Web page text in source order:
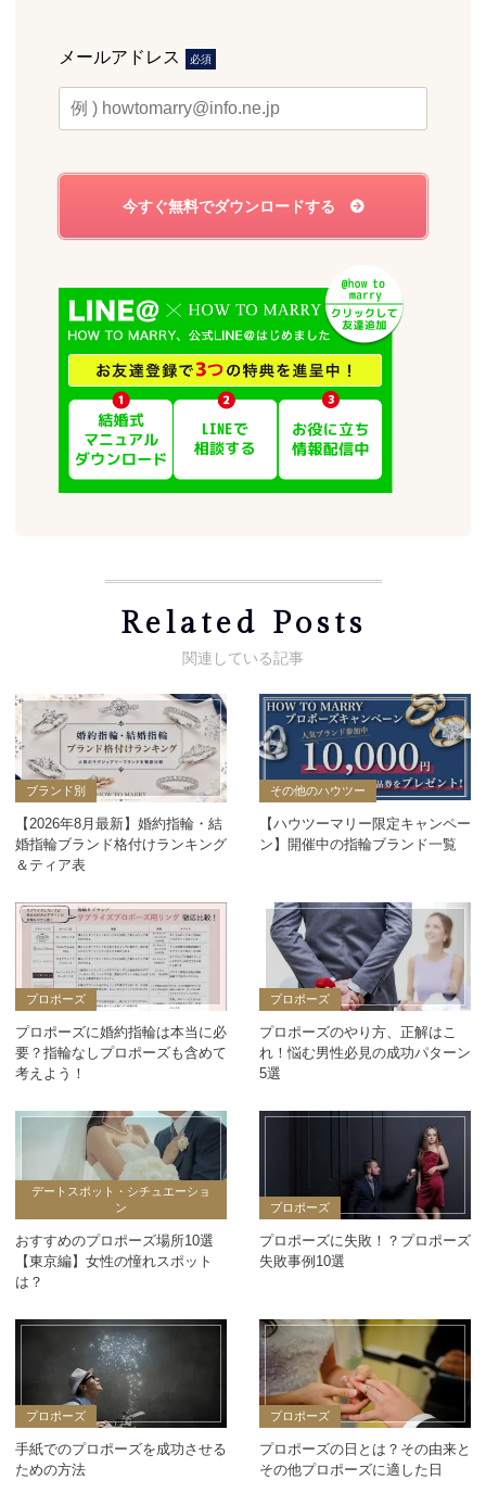
メールアドレス 必須
Related Posts
ブランド別
【2026年8月最新】婚約指輪・結
婚指輪ブランド格付けランキング
＆ティア表
その他のハウツー
【ハウツーマリー限定キャンペー
ン】開催中の指輪ブランド一覧
プロポーズ
プロポーズに婚約指輪は本当に必
要？指輪なしプロポーズも含めて
考えよう！
プロポーズ
プロポーズのやり方、正解はこ
れ！悩む男性必見の成功パターン
5選
デートスポット・シチュエーショ
ン
おすすめのプロポーズ場所10選
【東京編】女性の憧れスポット
は？
プロポーズ
プロポーズに失敗！？プロポーズ
失敗事例10選
プロポーズ
手紙でのプロポーズを成功させる
ための方法
プロポーズ
プロポーズの日とは？その由来と
その他プロポーズに適した日